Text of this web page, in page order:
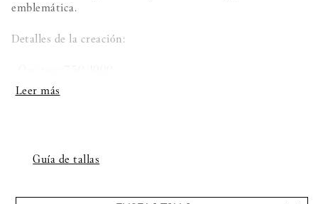
emblemática.
Detalles de la creación:
Guía de tallas